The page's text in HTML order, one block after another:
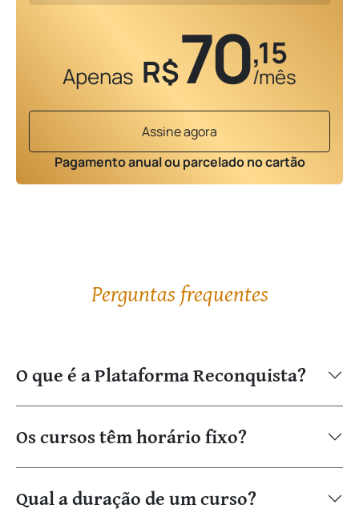
Apenas R$70,15
/mês
Assine agora
Pagamento anual ou parcelado no cartão
Perguntas frequentes
O que é a Plataforma Reconquista?
Os cursos têm horário fixo?
Qual a duração de um curso?